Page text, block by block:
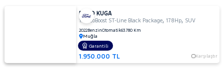
FORD KUGA
1.5 EcoBoost ST-Line Black Package,178Hp, SUV
2022BenzinOtomatik63.780 Km
Muğla
1.950.000 TL Karşılaştır
Garantili